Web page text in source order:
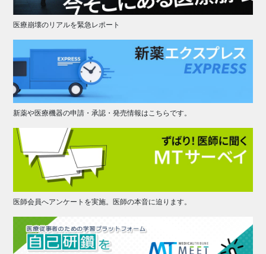
医療崩壊のリアルを緊急レポート
新薬や医療機器の申請・承認・発売情報はこちらです。
医師会員へアンケートを実施。医師の本音に迫ります。